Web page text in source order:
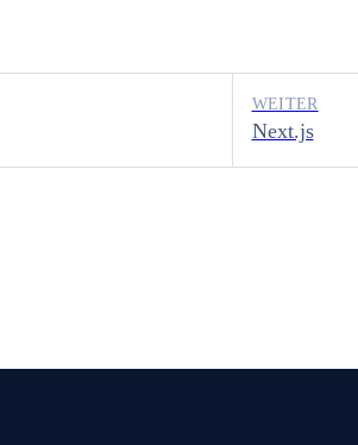
Next.js
WEITER